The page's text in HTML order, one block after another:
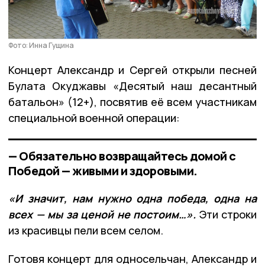
Фото: Инна Гущина
Концерт Александр и Сергей открыли песней
Булата Окуджавы «Десятый наш десантный
батальон» (12+), посвятив её всем участникам
специальной военной операции:
— Обязательно возвращайтесь домой с
Победой — живыми и здоровыми.
«И значит, нам нужно одна победа, одна на
всех — мы за ценой не постоим…». Эти строки
из красивцы пели всем селом.
Готовя концерт для односельчан, Александр и